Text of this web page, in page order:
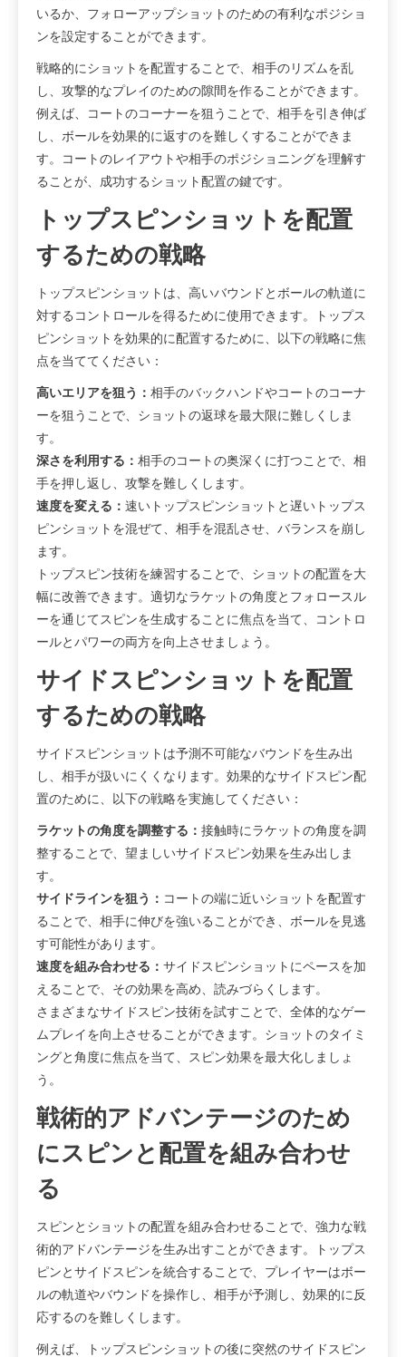
いるか、フォローアップショットのための有利なポジショ
ンを設定することができます。
戦略的にショットを配置することで、相手のリズムを乱
し、攻撃的なプレイのための隙間を作ることができます。
例えば、コートのコーナーを狙うことで、相手を引き伸ば
し、ボールを効果的に返すのを難しくすることができま
す。コートのレイアウトや相手のポジショニングを理解す
ることが、成功するショット配置の鍵です。
トップスピンショットを配置
するための戦略
トップスピンショットは、高いバウンドとボールの軌道に
対するコントロールを得るために使用できます。トップス
ピンショットを効果的に配置するために、以下の戦略に焦
点を当ててください：
高いエリアを狙う： 相手のバックハンドやコートのコーナ
ーを狙うことで、ショットの返球を最大限に難しくしま
す。
深さを利用する： 相手のコートの奥深くに打つことで、相
手を押し返し、攻撃を難しくします。
速度を変える： 速いトップスピンショットと遅いトップス
ピンショットを混ぜて、相手を混乱させ、バランスを崩し
ます。
トップスピン技術を練習することで、ショットの配置を大
幅に改善できます。適切なラケットの角度とフォロースル
ーを通じてスピンを生成することに焦点を当て、コントロ
ールとパワーの両方を向上させましょう。
サイドスピンショットを配置
するための戦略
サイドスピンショットは予測不可能なバウンドを生み出
し、相手が扱いにくくなります。効果的なサイドスピン配
置のために、以下の戦略を実施してください：
ラケットの角度を調整する： 接触時にラケットの角度を調
整することで、望ましいサイドスピン効果を生み出しま
す。
サイドラインを狙う： コートの端に近いショットを配置す
ることで、相手に伸びを強いることができ、ボールを見逃
す可能性があります。
速度を組み合わせる： サイドスピンショットにペースを加
えることで、その効果を高め、読みづらくします。
さまざまなサイドスピン技術を試すことで、全体的なゲー
ムプレイを向上させることができます。ショットのタイミ
ングと角度に焦点を当て、スピン効果を最大化しましょ
う。
戦術的アドバンテージのため
にスピンと配置を組み合わせ
る
スピンとショットの配置を組み合わせることで、強力な戦
術的アドバンテージを生み出すことができます。トップス
ピンとサイドスピンを統合することで、プレイヤーはボー
ルの軌道やバウンドを操作し、相手が予測し、効果的に反
応するのを難しくします。
例えば、トップスピンショットの後に突然のサイドスピン